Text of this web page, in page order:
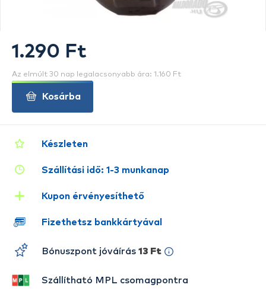
Készleten
Szállítási idő: 1-3 munkanap
Kupon érvényesíthető
Fizethetsz bankkártyával
Bónuszpont jóváírás 13 Ft
Szállítható MPL csomagpontra
1.290 Ft
Az elmúlt 30 nap legalacsonyabb ára: 1.160 Ft
Kosárba